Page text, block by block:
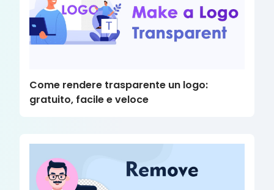
Come rendere trasparente un logo:
gratuito, facile e veloce